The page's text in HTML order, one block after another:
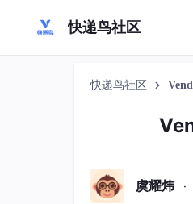
快递鸟社区
快递鸟社区
虞耀炜 ·